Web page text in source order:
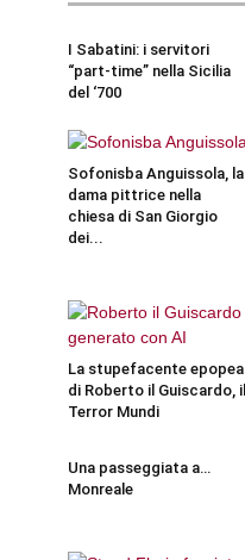
I Sabatini: i servitori
“part-time” nella Sicilia
del ‘700
Sofonisba Anguissola, la
dama pittrice nella
chiesa di San Giorgio
dei...
La stupefacente epopea
di Roberto il Guiscardo, il
Terror Mundi
Una passeggiata a…
Monreale